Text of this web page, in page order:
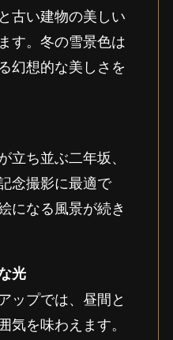
古い建物の美しい
す。冬の雪景色は
幻想的な美しさを
ち並ぶ二年坂、
念撮影に最適で
になる風景が続き
光
ップでは、昼間と
気を味わえます。